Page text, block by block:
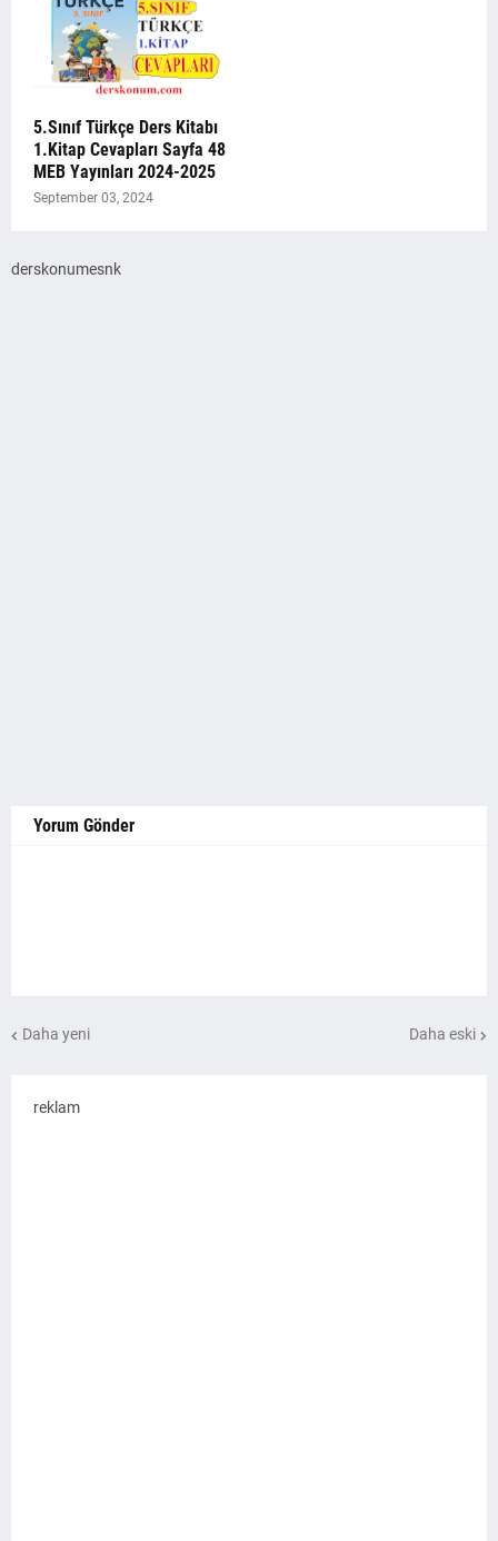
5.Sınıf Türkçe Ders Kitabı
1.Kitap Cevapları Sayfa 48
MEB Yayınları 2024-2025
September 03, 2024
derskonumesnk
Yorum Gönder
Daha yeni Daha eski
reklam